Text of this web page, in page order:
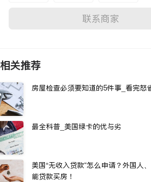
联系商家
相关推荐
房屋检查必须要知道的5件事_看完怒
最全科普_美国绿卡的优与劣
美国“无收入贷款”怎么申请？外国人
能贷款买房！